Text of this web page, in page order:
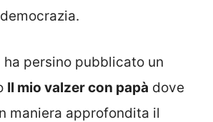
ha persino pubblicato un
Il mio valzer con papà dove
maniera approfondita il